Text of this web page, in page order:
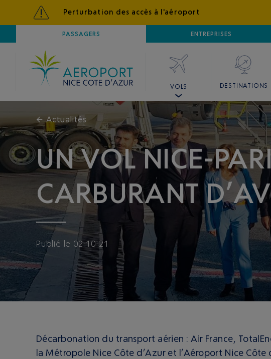
Perturbation des accès à l'aéroport
PASSAGERS ENTREPRISES
AÉROPORTNICE CÔTE D'AZUR AÉROPORT
VOLS DESTINATIONS
← Actualités
UN VOL NICE-
CARBURANT
Publié le 02-10-21
Décarbonation du transport aérien : Air France,
la Métropole Nice Côte d’Azur et l’Aéroport Nice